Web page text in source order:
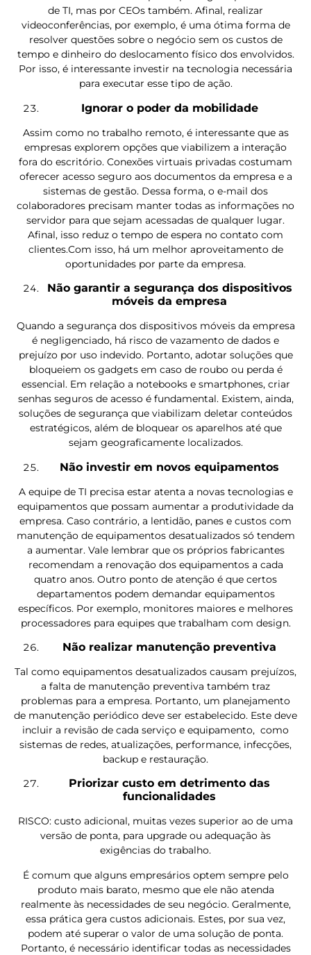
de TI, mas por CEOs também. Afinal, realizar
videoconferências, por exemplo, é uma ótima forma de
resolver questões sobre o negócio sem os custos de
tempo e dinheiro do deslocamento físico dos envolvidos.
Por isso, é interessante investir na tecnologia necessária
para executar esse tipo de ação.
Ignorar o poder da mobilidade
Assim como no trabalho remoto, é interessante que as
empresas explorem opções que viabilizem a interação
fora do escritório. Conexões virtuais privadas costumam
oferecer acesso seguro aos documentos da empresa e a
sistemas de gestão. Dessa forma, o e-mail dos
colaboradores precisam manter todas as informações no
servidor para que sejam acessadas de qualquer lugar.
Afinal, isso reduz o tempo de espera no contato com
clientes.Com isso, há um melhor aproveitamento de
oportunidades por parte da empresa.
Não garantir a segurança dos dispositivos
móveis da empresa
Quando a segurança dos dispositivos móveis da empresa
é negligenciado, há risco de vazamento de dados e
prejuízo por uso indevido. Portanto, adotar soluções que
bloqueiem os gadgets em caso de roubo ou perda é
essencial. Em relação a notebooks e smartphones, criar
senhas seguros de acesso é fundamental. Existem, ainda,
soluções de segurança que viabilizam deletar conteúdos
estratégicos, além de bloquear os aparelhos até que
sejam geograficamente localizados.
Não investir em novos equipamentos
A equipe de TI precisa estar atenta a novas tecnologias e
equipamentos que possam aumentar a produtividade da
empresa. Caso contrário, a lentidão, panes e custos com
manutenção de equipamentos desatualizados só tendem
a aumentar. Vale lembrar que os próprios fabricantes
recomendam a renovação dos equipamentos a cada
quatro anos. Outro ponto de atenção é que certos
departamentos podem demandar equipamentos
específicos. Por exemplo, monitores maiores e melhores
processadores para equipes que trabalham com design.
Não realizar manutenção preventiva
Tal como equipamentos desatualizados causam prejuízos,
a falta de manutenção preventiva também traz
problemas para a empresa. Portanto, um planejamento
de manutenção periódico deve ser estabelecido. Este deve
incluir a revisão de cada serviço e equipamento, como
sistemas de redes, atualizações, performance, infecções,
backup e restauração.
Priorizar custo em detrimento das
funcionalidades
RISCO: custo adicional, muitas vezes superior ao de uma
versão de ponta, para upgrade ou adequação às
exigências do trabalho.
É comum que alguns empresários optem sempre pelo
produto mais barato, mesmo que ele não atenda
realmente às necessidades de seu negócio. Geralmente,
essa prática gera custos adicionais. Estes, por sua vez,
podem até superar o valor de uma solução de ponta.
Portanto, é necessário identificar todas as necessidades